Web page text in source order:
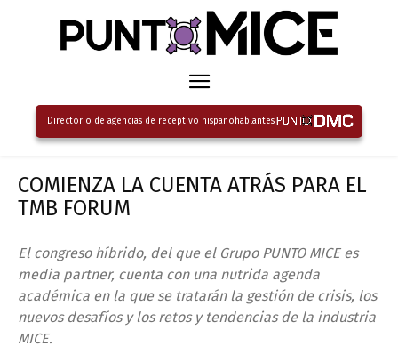
Directorio de agencias de receptivo hispanohablantes
COMIENZA LA CUENTA ATRÁS PARA EL
TMB FORUM
El congreso híbrido, del que el Grupo PUNTO MICE es
media partner, cuenta con una nutrida agenda
académica en la que se tratarán la gestión de crisis, los
nuevos desafíos y los retos y tendencias de la industria
MICE.